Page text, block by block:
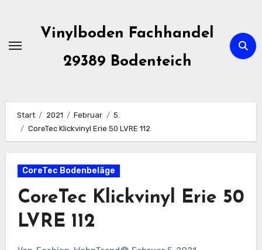
springen
Vinylboden Fachhandel
29389 Bodenteich
Start 2021 Februar
5.
CoreTec Klickvinyl Erie 50 LVRE 112
CoreTec Bodenbeläge
CoreTec Klickvinyl Erie 50
LVRE 112